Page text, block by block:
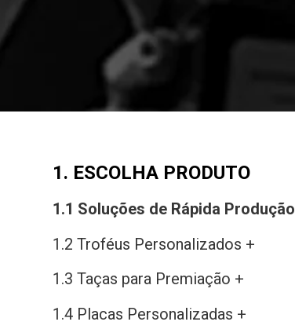
1. ESCOLHA PRODUTO
1.1 Soluções de Rápida Produção
1.2 Troféus Personalizados +
1.3 Taças para Premiação +
1.4 Placas Personalizadas +